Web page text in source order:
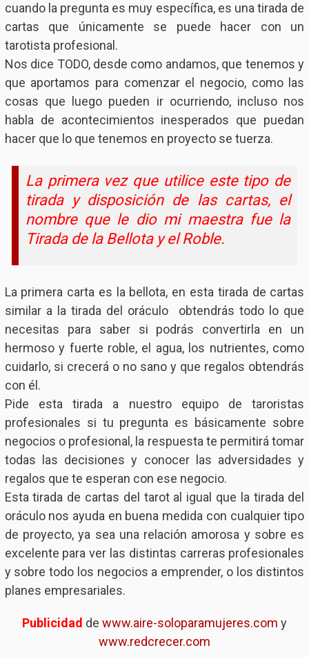
cuando la pregunta es muy específica, es una tirada de
cartas que únicamente se puede hacer con un
tarotista profesional.
Nos dice TODO, desde como andamos, que tenemos y
que aportamos para comenzar el negocio, como las
cosas que luego pueden ir ocurriendo, incluso nos
habla de acontecimientos inesperados que puedan
hacer que lo que tenemos en proyecto se tuerza.
La primera vez que utilice este tipo de
tirada y disposición de las cartas, el
nombre que le dio mi maestra fue la
Tirada de la Bellota y el Roble.
La primera carta es la bellota, en esta tirada de cartas
similar a la tirada del oráculo obtendrás todo lo que
necesitas para saber si podrás convertirla en un
hermoso y fuerte roble, el agua, los nutrientes, como
cuidarlo, si crecerá o no sano y que regalos obtendrás
con él.
Pide esta tirada a nuestro equipo de taroristas
profesionales si tu pregunta es básicamente sobre
negocios o profesional, la respuesta te permitirá tomar
todas las decisiones y conocer las adversidades y
regalos que te esperan con ese negocio.
Esta tirada de cartas del tarot al igual que la tirada del
oráculo nos ayuda en buena medida con cualquier tipo
de proyecto, ya sea una relación amorosa y sobre es
excelente para ver las distintas carreras profesionales
y sobre todo los negocios a emprender, o los distintos
planes empresariales.
Publicidad de www.aire-soloparamujeres.com y
www.redcrecer.com